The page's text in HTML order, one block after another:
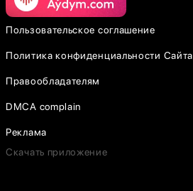
Пользовательское соглашение
Политика конфиденциальности Сайта
Правообладателям
DMCA complain
Реклама
Скачать приложение